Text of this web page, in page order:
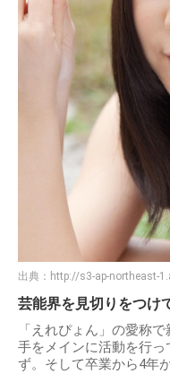
出典： http://s3-ap-northeast-
芸能界を見切りをつけ
「えれぴょん」の愛称
手をメインに活動を行
ず。そして卒業から4年